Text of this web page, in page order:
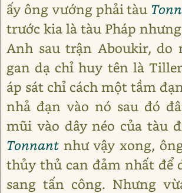
ấy ông vướng phải tàu
trước kia là tàu Pháp
Anh sau trận Aboukir, do
gan dạ chỉ huy tên là
áp sát chỉ cách một tầm
nhả đạn vào nó sau đó
mũi vào dây néo của tàu
Tonnant như vậy xong,
thủy thủ can đảm nhất để
sang tấn công. Nhưng